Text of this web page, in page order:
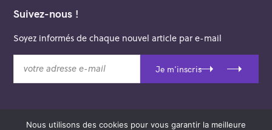
Suivez-nous !
Soyez informés de chaque nouvel article par e-mail
t
Je m'inscris
Nous utilisons des cookies pour vous garantir la meilleure